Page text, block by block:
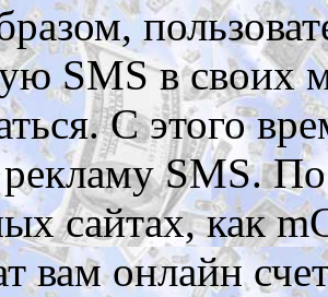
SMS в своих
С этого
SMS.
сайтах, как
вам онлайн